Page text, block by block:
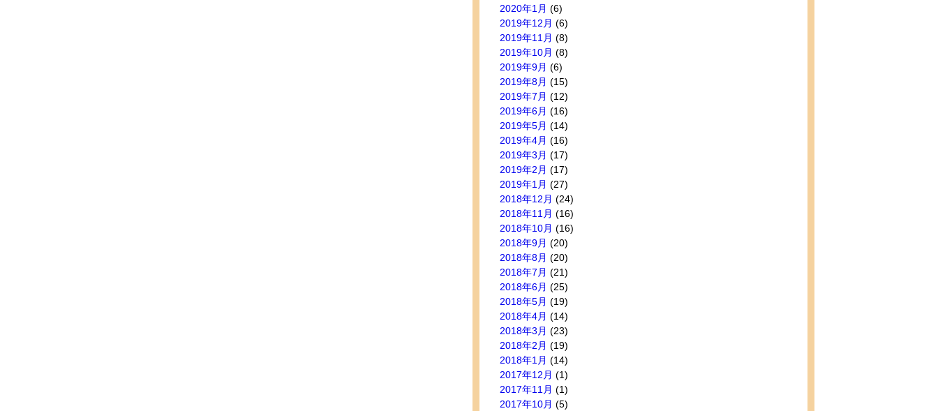
2020年1月 (6)
2019年12月 (6)
2019年11月 (8)
2019年10月 (8)
2019年9月 (6)
2019年8月 (15)
2019年7月 (12)
2019年6月 (16)
2019年5月 (14)
2019年4月 (16)
2019年3月 (17)
2019年2月 (17)
2019年1月 (27)
2018年12月 (24)
2018年11月 (16)
2018年10月 (16)
2018年9月 (20)
2018年8月 (20)
2018年7月 (21)
2018年6月 (25)
2018年5月 (19)
2018年4月 (14)
2018年3月 (23)
2018年2月 (19)
2018年1月 (14)
2017年12月 (1)
2017年11月 (1)
2017年10月 (5)